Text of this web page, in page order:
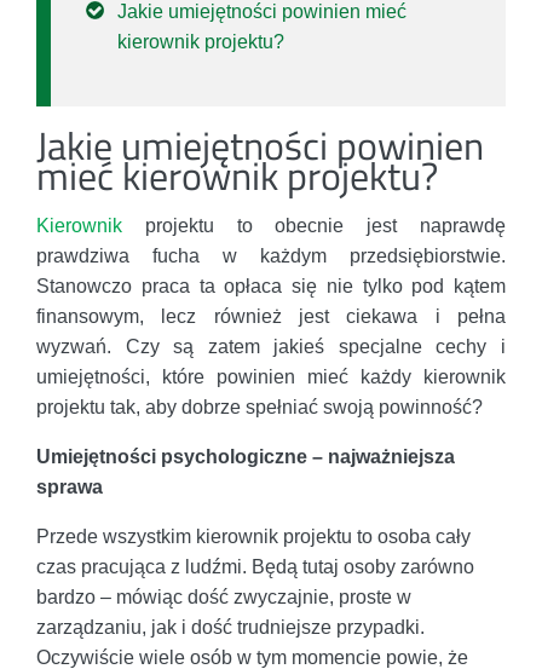
Jakie umiejętności powinien mieć
kierownik projektu?
Jakie umiejętności powinien
mieć kierownik projektu?
Kierownik projektu to obecnie jest naprawdę
prawdziwa fucha w każdym przedsiębiorstwie.
Stanowczo praca ta opłaca się nie tylko pod kątem
finansowym, lecz również jest ciekawa i pełna
wyzwań. Czy są zatem jakieś specjalne cechy i
umiejętności, które powinien mieć każdy kierownik
projektu tak, aby dobrze spełniać swoją powinność?
Umiejętności psychologiczne – najważniejsza
sprawa
Przede wszystkim kierownik projektu to osoba cały
czas pracująca z ludźmi. Będą tutaj osoby zarówno
bardzo – mówiąc dość zwyczajnie, proste w
zarządzaniu, jak i dość trudniejsze przypadki.
Oczywiście wiele osób w tym momencie powie, że